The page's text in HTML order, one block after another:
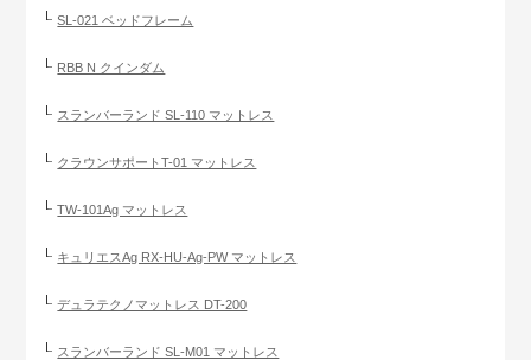
SL-021 ベッドフレーム
RBB N クインダム
スランバーランド SL-110 マットレス
クラウンサポートT-01 マットレス
TW-101Ag マットレス
キュリエスAg RX-HU-Ag-PW マットレス
デュラテクノマットレス DT-200
スランバーランド SL-M01 マットレス